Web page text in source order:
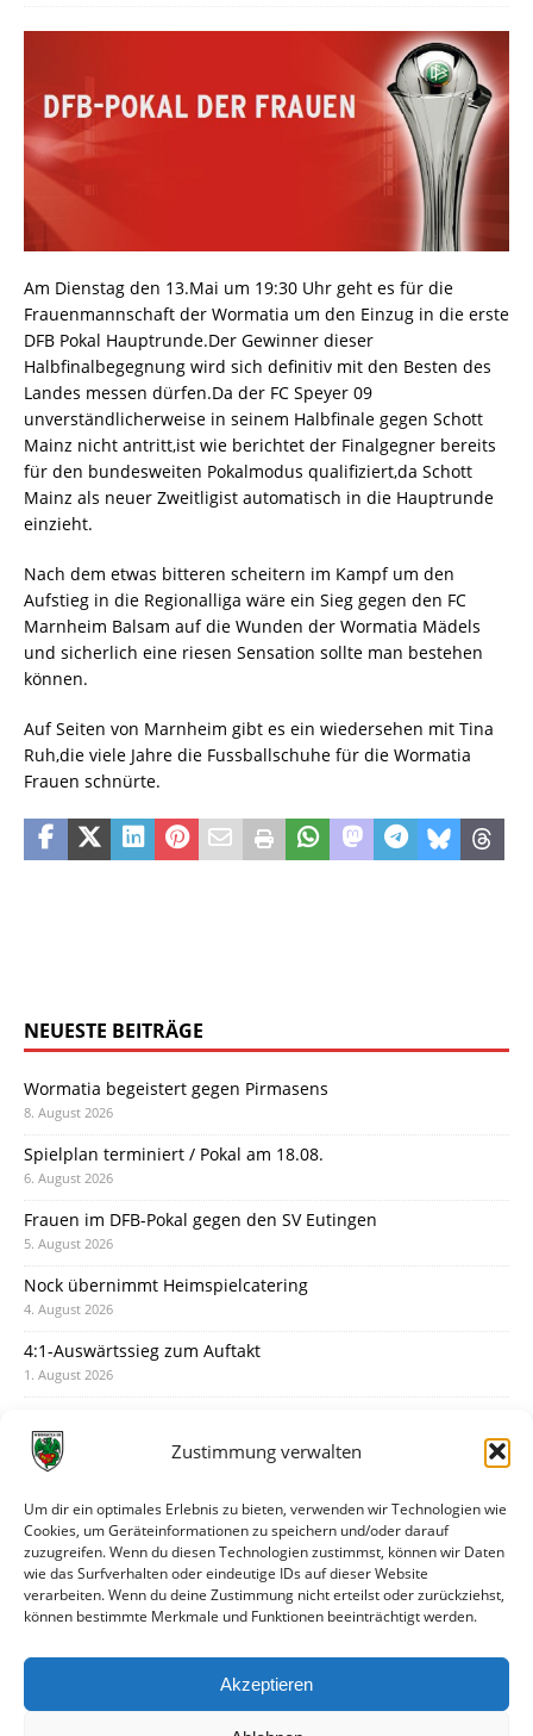
Zustimmung verwalten
Um dir ein optimales Erlebnis zu bieten, verwenden wir Technologien wie
Cookies, um Geräteinformationen zu speichern und/oder darauf
zuzugreifen. Wenn du diesen Technologien zustimmst, können wir Daten
wie das Surfverhalten oder eindeutige IDs auf dieser Website
verarbeiten. Wenn du deine Zustimmung nicht erteilst oder zurückziehst,
können bestimmte Merkmale und Funktionen beeinträchtigt werden.
Akzeptieren
Am Dienstag den 13.Mai um 19:30 Uhr geht es für die
Frauenmannschaft der Wormatia um den Einzug in die erste
DFB Pokal Hauptrunde.Der Gewinner dieser
Halbfinalbegegnung wird sich definitiv mit den Besten des
Landes messen dürfen.Da der FC Speyer 09
unverständlicherweise in seinem Halbfinale gegen Schott
Mainz nicht antritt,ist wie berichtet der Finalgegner bereits
für den bundesweiten Pokalmodus qualifiziert,da Schott
Mainz als neuer Zweitligist automatisch in die Hauptrunde
einzieht.
Nach dem etwas bitteren scheitern im Kampf um den
Aufstieg in die Regionalliga wäre ein Sieg gegen den FC
Marnheim Balsam auf die Wunden der Wormatia Mädels
und sicherlich eine riesen Sensation sollte man bestehen
können.
Auf Seiten von Marnheim gibt es ein wiedersehen mit Tina
Ruh,die viele Jahre die Fussballschuhe für die Wormatia
Frauen schnürte.
NEUESTE BEITRÄGE
Wormatia begeistert gegen Pirmasens
8. August 2026
Spielplan terminiert / Pokal am 18.08.
6. August 2026
Frauen im DFB-Pokal gegen den SV Eutingen
5. August 2026
Nock übernimmt Heimspielcatering
4. August 2026
4:1-Auswärtssieg zum Auftakt
1. August 2026
31. Juli 2026
30. Juli 2026
Deine Spielminute: 89+1
28. Juli 2026
Neuer Rückensponsor
Neue Podcast-Folge: So tickt Björn!
27. Juli 2026